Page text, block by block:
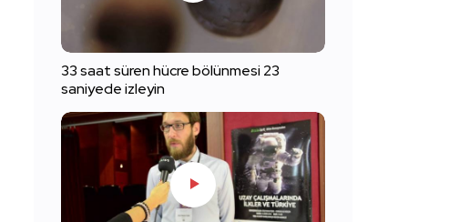
33 saat süren hücre bölünmesi 23
saniyede izleyin